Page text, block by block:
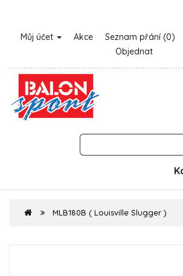
Můj účet Akce Seznam přání (0)
Objednat
MLB180B ( Louisville Slugger )